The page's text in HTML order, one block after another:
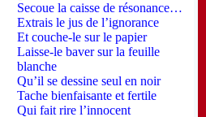
Secoue la caisse de résonance…
Extrais le jus de l’ignorance
Et couche-le sur le papier
Laisse-le baver sur la feuille
blanche
Qu’il se dessine seul en noir
Tache bienfaisante et fertile
Qui fait rire l’innocent